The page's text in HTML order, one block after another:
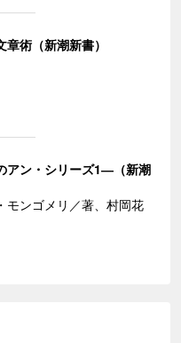
術（新潮新書）
アン・シリーズ1―（新潮
モンゴメリ／著、村岡花